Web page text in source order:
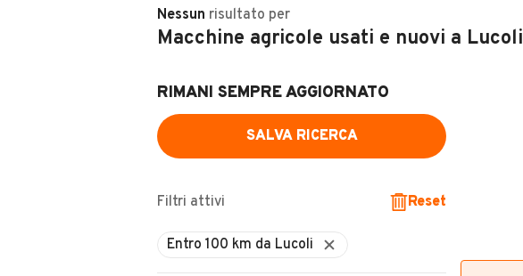
Nessun risultato per
Macchine agricole usati e nuovi a Lucoli
RIMANI SEMPRE AGGIORNATO
SALVA RICERCA
Filtri attivi Reset
Entro 100 km da Lucoli